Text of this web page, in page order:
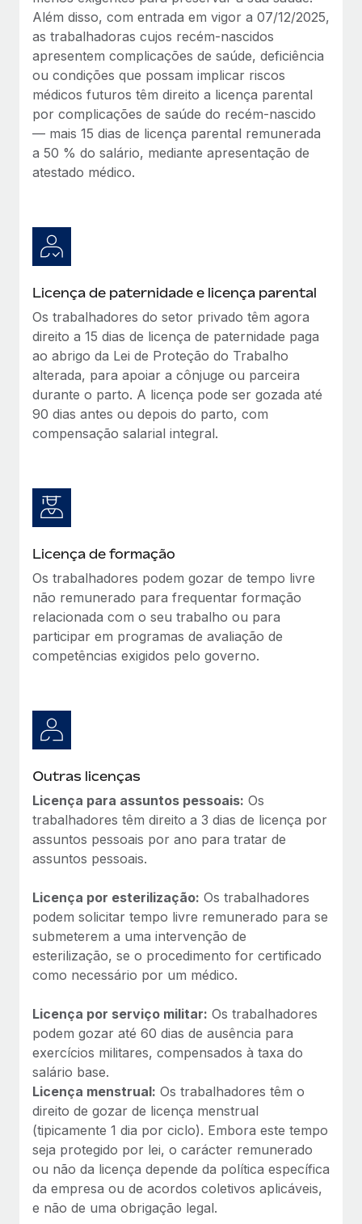
Além disso, com entrada em vigor a 07/12/2025,
as trabalhadoras cujos recém-nascidos
apresentem complicações de saúde, deficiência
ou condições que possam implicar riscos
médicos futuros têm direito a licença parental
por complicações de saúde do recém-nascido
— mais 15 dias de licença parental remunerada
a 50 % do salário, mediante apresentação de
atestado médico.
Licença de paternidade e licença parental
Os trabalhadores do setor privado têm agora
direito a 15 dias de licença de paternidade paga
ao abrigo da Lei de Proteção do Trabalho
alterada, para apoiar a cônjuge ou parceira
durante o parto. A licença pode ser gozada até
90 dias antes ou depois do parto, com
compensação salarial integral.
Licença de formação
Os trabalhadores podem gozar de tempo livre
não remunerado para frequentar formação
relacionada com o seu trabalho ou para
participar em programas de avaliação de
competências exigidos pelo governo.
Outras licenças
Licença para assuntos pessoais: Os
trabalhadores têm direito a 3 dias de licença por
assuntos pessoais por ano para tratar de
assuntos pessoais.
Licença por esterilização: Os trabalhadores
podem solicitar tempo livre remunerado para se
submeterem a uma intervenção de
esterilização, se o procedimento for certificado
como necessário por um médico.
Licença por serviço militar: Os trabalhadores
podem gozar até 60 dias de ausência para
exercícios militares, compensados à taxa do
salário base.
Licença menstrual: Os trabalhadores têm o
direito de gozar de licença menstrual
(tipicamente 1 dia por ciclo). Embora este tempo
seja protegido por lei, o carácter remunerado
ou não da licença depende da política específica
da empresa ou de acordos coletivos aplicáveis,
e não de uma obrigação legal.